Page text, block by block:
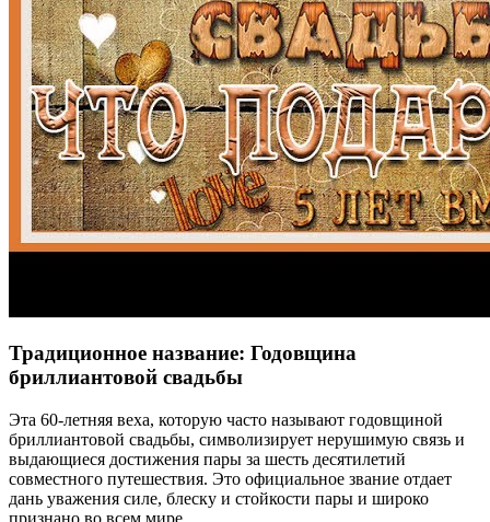
Традиционное название: Годовщина
бриллиантовой свадьбы
Эта 60-летняя веха, которую часто называют годовщиной
бриллиантовой свадьбы, символизирует нерушимую связь и
выдающиеся достижения пары за шесть десятилетий
совместного путешествия. Это официальное звание отдает
дань уважения силе, блеску и стойкости пары и широко
признано во всем мире.